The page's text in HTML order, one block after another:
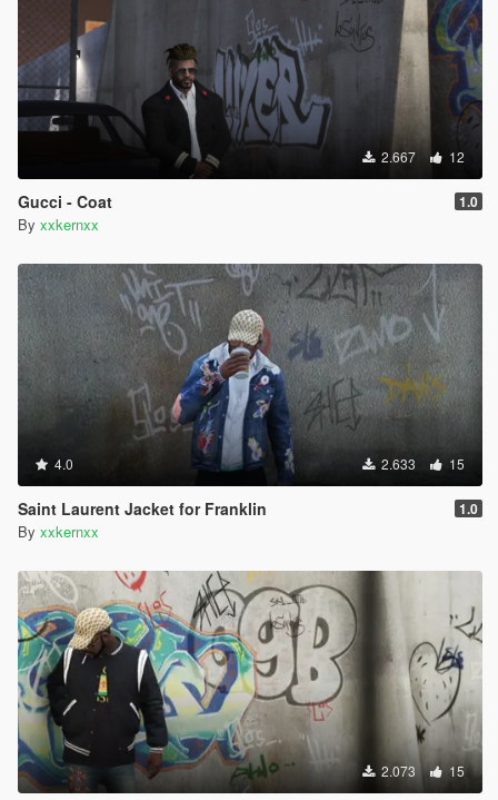
2.667 12
Gucci - Coat 1.0
By xxkernxx
4.0 2.633 15
Saint Laurent Jacket for Franklin 1.0
By xxkernxx
2.073 15